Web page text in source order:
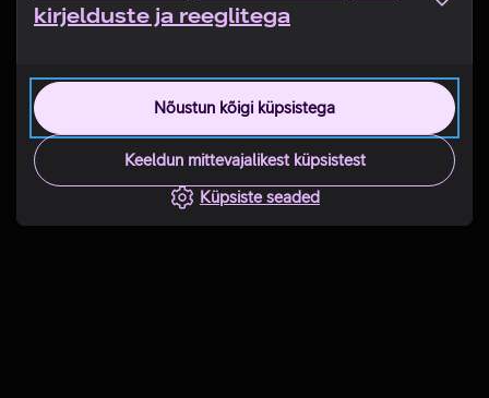
kirjelduste ja reeglitega
Nõustun kõigi küpsistega
Keeldun mittevajalikest küpsistest
Küpsiste seaded